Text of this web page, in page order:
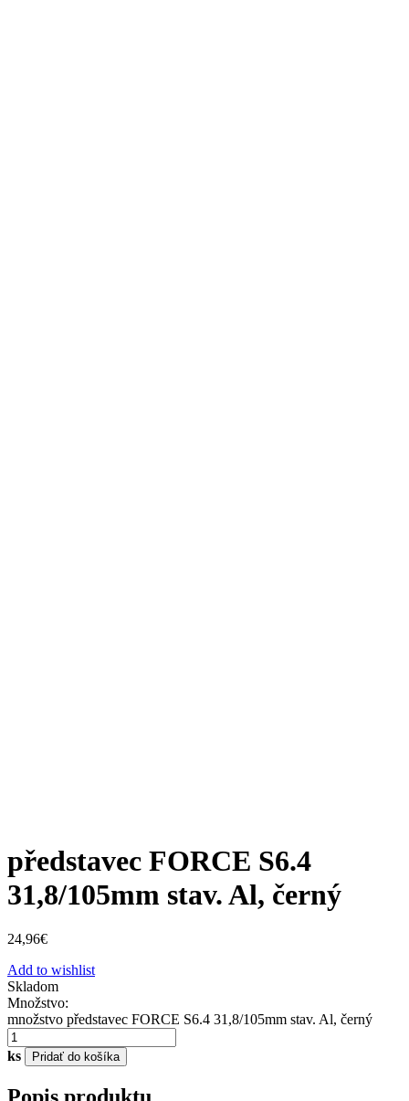
představec FORCE S6.4
31,8/105mm stav. Al, černý
24,96€
Add to wishlist
Skladom
Množstvo:
množstvo představec FORCE S6.4 31,8/105mm stav. Al, černý
ks Pridať do košíka